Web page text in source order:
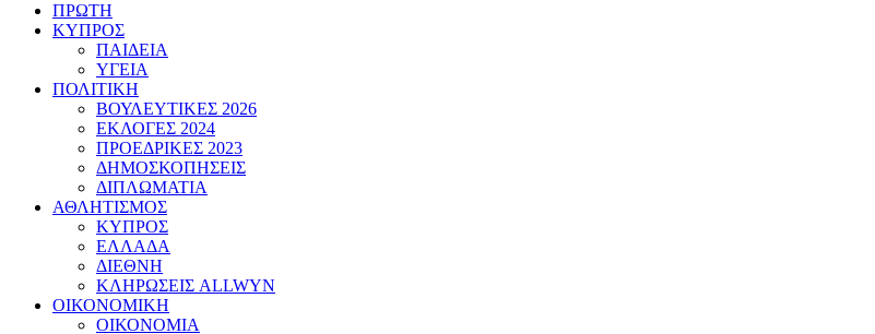
ΠΡΩΤΗ
ΚΥΠΡΟΣ
ΠΑΙΔΕΙΑ
ΥΓΕΙΑ
ΠΟΛΙΤΙΚΗ
ΒΟΥΛΕΥΤΙΚΕΣ 2026
ΕΚΛΟΓΕΣ 2024
ΠΡΟΕΔΡΙΚΕΣ 2023
ΔΗΜΟΣΚΟΠΗΣΕΙΣ
ΔΙΠΛΩΜΑΤΙΑ
ΑΘΛΗΤΙΣΜΟΣ
ΚΥΠΡΟΣ
ΕΛΛΑΔΑ
ΔΙΕΘΝΗ
ΚΛΗΡΩΣΕΙΣ ALLWYN
ΟΙΚΟΝΟΜΙΚΗ
ΟΙΚΟΝΟΜΙΑ